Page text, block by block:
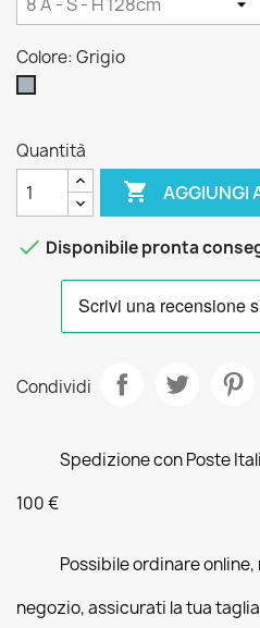
Colore: Grigio
Quantità
 AGGIUNGI
 Disponibile pronta
Condividi
Spedizione con Poste
100 €
Possibile ordinare
negozio, assicurati la tua